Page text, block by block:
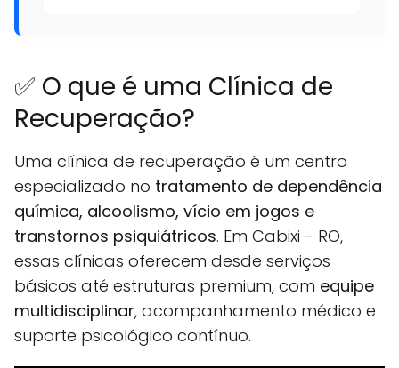
✅ O que é uma Clínica de
Recuperação?
Uma clínica de recuperação é um centro
especializado no tratamento de dependência
química, alcoolismo, vício em jogos e
transtornos psiquiátricos. Em Cabixi - RO,
essas clínicas oferecem desde serviços
básicos até estruturas premium, com equipe
multidisciplinar, acompanhamento médico e
suporte psicológico contínuo.